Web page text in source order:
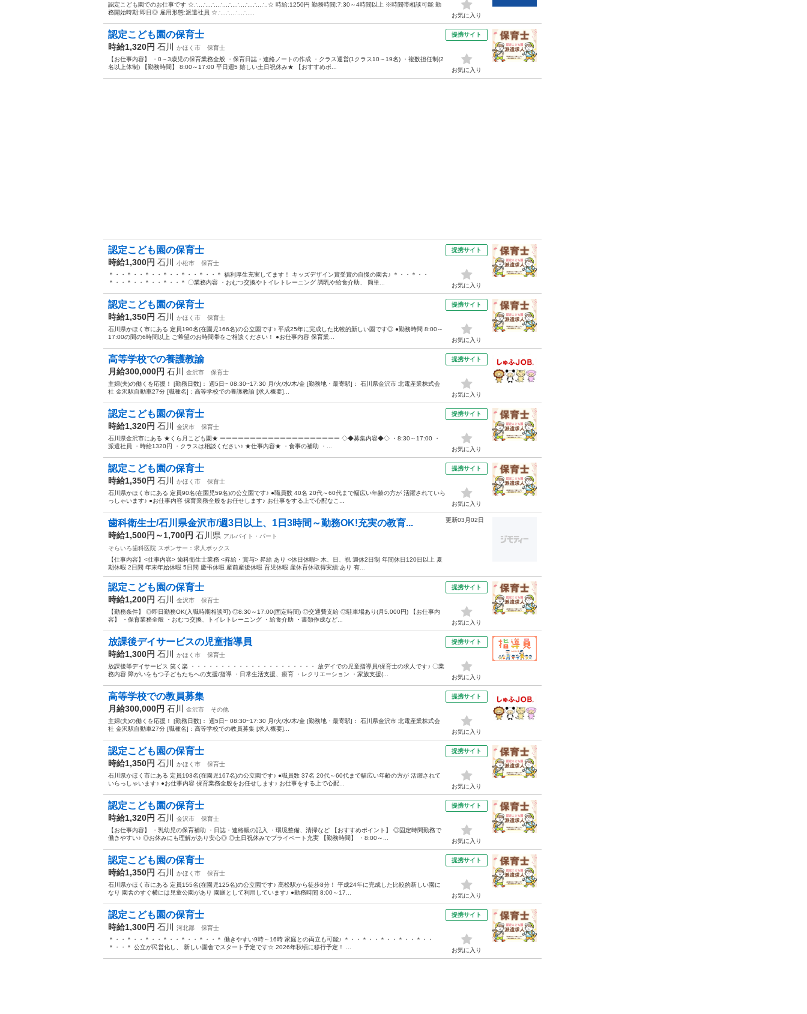
認定こども園でのお仕事です ☆∴..∴..∴..∴..∴..∴..∴..∴..∴.☆ 時給:1250円 勤務時間:7:30～4時間以上 ※時間帯相談可能 勤
務開始時期:即日◎ 雇用形態:派遣社員 ☆∴..∴..∴..∴....
お気に入り
認定こども園の保育士
時給1,320円 石川 かほく市
保育士
【お仕事内容】 ・0～3歳児の保育業務全般 ・保育日誌・連絡ノートの作成 ・クラス運営(1クラス10～19名) ・複数担任制(2
名以上体制) 【勤務時間】 8:00～17:00 平日週5 嬉しい土日祝休み★ 【おすすめポ...
提携サイト
お気に入り
認定こども園の保育士
時給1,300円 石川 小松市
保育士
＊・・＊・・＊・・＊・・＊・・＊・・＊ 福利厚生充実してます！ キッズデザイン賞受賞の自慢の園舎♪ ＊・・＊・・
＊・・＊・・＊・・＊・・＊ 〇業務内容 ・おむつ交換やトイレトレーニング 調乳や給食介助、 簡単...
提携サイト
お気に入り
認定こども園の保育士
時給1,350円 石川 かほく市
保育士
石川県かほく市にある 定員190名(在園児166名)の公立園です♪ 平成25年に完成した比較的新しい園です◎ ●勤務時間 8:00～
17:00の間の6時間以上 ご希望のお時間帯をご相談ください！ ●お仕事内容 保育業...
提携サイト
お気に入り
高等学校での養護教諭
月給300,000円 石川 金沢市
保育士
主婦(夫)の働くを応援！ [勤務日数]： 週5日~ 08:30~17:30 月/火/水/木/金 [勤務地・最寄駅]： 石川県金沢市 北電産業株式会
社 金沢駅自動車27分 [職種名]：高等学校での養護教諭 [求人概要]...
提携サイト
お気に入り
認定こども園の保育士
時給1,320円 石川 金沢市
保育士
石川県金沢市にある ★くら月こども園★ ーーーーーーーーーーーーーーーーーーーー ◇◆募集内容◆◇ ・8:30～17:00 ・
派遣社員 ・時給1320円 ・クラスは相談ください♪ ★仕事内容★ ・食事の補助 ・...
提携サイト
お気に入り
認定こども園の保育士
時給1,350円 石川 かほく市
保育士
石川県かほく市にある 定員90名(在園児59名)の公立園です♪ ●職員数 40名 20代～60代まで幅広い年齢の方が 活躍されていら
っしゃいます♪ ●お仕事内容 保育業務全般をお任せします♪ お仕事をする上で心配なこ...
提携サイト
お気に入り
歯科衛生士/石川県金沢市/週3日以上、1日3時間～勤務OK!充実の教育...
時給1,500円～1,700円 石川県 アルバイト・パート
そらいろ歯科医院 スポンサー：求人ボックス
【仕事内容】<仕事内容> 歯科衛生士業務 <昇給・賞与> 昇給 あり <休日休暇> 木、日、祝 週休2日制 年間休日120日以上 夏
期休暇 2日間 年末年始休暇 5日間 慶弔休暇 産前産後休暇 育児休暇 産休育休取得実績:あり 有...
更新03月02日
認定こども園の保育士
時給1,200円 石川 金沢市
保育士
【勤務条件】 ◎即日勤務OK(入職時期相談可) ◎8:30～17:00(固定時間) ◎交通費支給 ◎駐車場あり(月5,000円) 【お仕事内
容】 ・保育業務全般 ・おむつ交換、トイレトレーニング ・給食介助 ・書類作成など...
提携サイト
お気に入り
放課後デイサービスの児童指導員
時給1,300円 石川 かほく市
保育士
放課後等デイサービス 笑く楽 ・・・・・・・・・・・・・・・・・・・・・ 放デイでの児童指導員/保育士の求人です♪ 〇業
務内容 障がいをもつ子どもたちへの支援/指導 ・日常生活支援、療育 ・レクリエーション ・家族支援(...
提携サイト
お気に入り
高等学校での教員募集
月給300,000円 石川 金沢市
その他
主婦(夫)の働くを応援！ [勤務日数]： 週5日~ 08:30~17:30 月/火/水/木/金 [勤務地・最寄駅]： 石川県金沢市 北電産業株式会
社 金沢駅自動車27分 [職種名]：高等学校での教員募集 [求人概要]...
提携サイト
お気に入り
認定こども園の保育士
時給1,350円 石川 かほく市
保育士
石川県かほく市にある 定員193名(在園児167名)の公立園です♪ ●職員数 37名 20代～60代まで幅広い年齢の方が 活躍されて
いらっしゃいます♪ ●お仕事内容 保育業務全般をお任せします♪ お仕事をする上で心配...
提携サイト
お気に入り
認定こども園の保育士
時給1,320円 石川 金沢市
保育士
【お仕事内容】 ・乳幼児の保育補助 ・日誌・連絡帳の記入 ・環境整備、清掃など 【おすすめポイント】 ◎固定時間勤務で
働きやすい♪ ◎お休みにも理解があり安心◎ ◎土日祝休みでプライベート充実 【勤務時間】 ・8:00～...
提携サイト
お気に入り
認定こども園の保育士
時給1,350円 石川 かほく市
保育士
石川県かほく市にある 定員155名(在園児125名)の公立園です♪ 高松駅から徒歩8分！ 平成24年に完成した比較的新しい園に
なり 園舎のすぐ横には児童公園があり 園庭として利用しています♪ ●勤務時間 8:00～17...
提携サイト
お気に入り
認定こども園の保育士
時給1,300円 石川 河北郡
保育士
＊・・＊・・＊・・＊・・＊・・＊・・＊ 働きやすい9時～16時 家庭との両立も可能♪ ＊・・＊・・＊・・＊・・＊・・
＊・・＊ 公立が民営化し、 新しい園舎でスタート予定です☆ 2026年秋頃に移行予定！ ...
提携サイト
お気に入り